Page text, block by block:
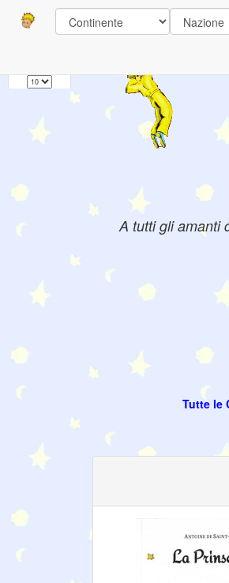
A tutti gli amanti
Tutte le
Pagine